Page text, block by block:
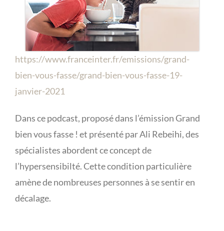
https://www.franceinter.fr/emissions/grand-
bien-vous-fasse/grand-bien-vous-fasse-19-
janvier-2021
Dans ce podcast, proposé dans l’émission Grand
bien vous fasse ! et présenté par Ali Rebeihi, des
spécialistes abordent ce concept de
l’hypersensibilté. Cette condition particulière
amène de nombreuses personnes à se sentir en
décalage.